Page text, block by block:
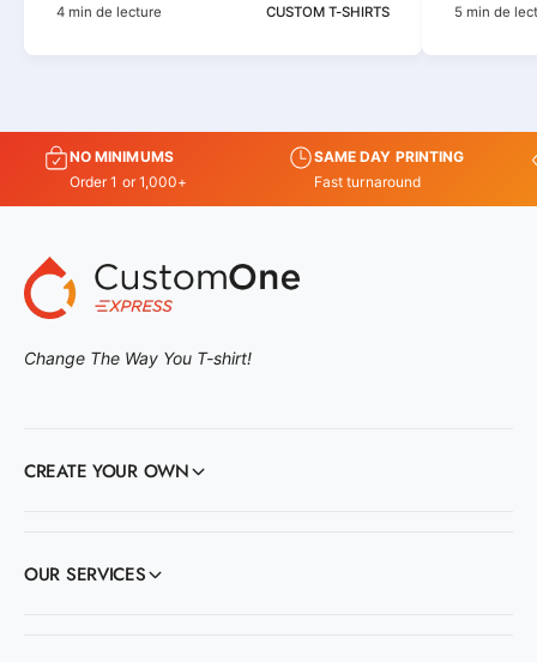
4 min de lecture CUSTOM T-SHIRTS 5 min de
NO MINIMUMS
Order 1 or 1,000+
SAME DAY PRINTING
Fast turnaround
Change The Way You T-shirt!
CREATE YOUR OWN
OUR SERVICES